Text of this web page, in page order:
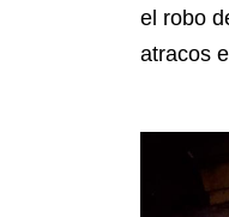
el robo
atracos